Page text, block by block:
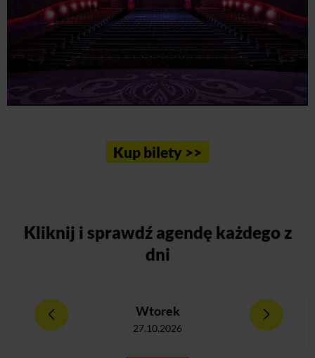
Kup bilety >>
Kliknij i sprawdź agendę każdego z
dni
Wtorek
27.10.2026